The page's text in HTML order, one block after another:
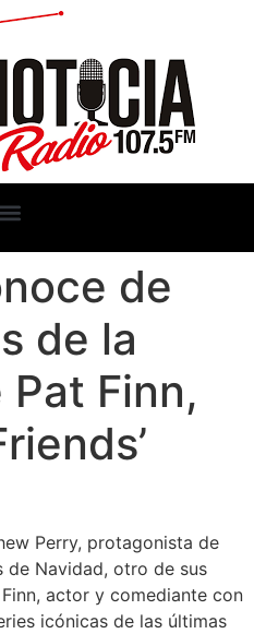
de
de la
Finn,
Perry, protagonista de
de Navidad, otro de sus
actor y comediante con
icónicas de las últimas